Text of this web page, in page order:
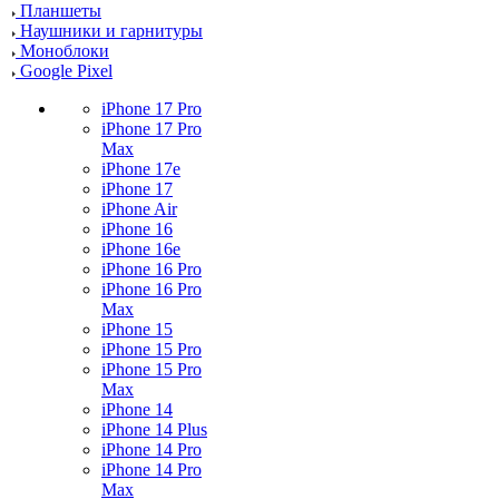
Планшеты
Наушники и гарнитуры
Моноблоки
Google Pixel
iPhone 17 Pro
iPhone 17 Pro
Max
iPhone 17e
iPhone 17
iPhone Air
iPhone 16
iPhone 16e
iPhone 16 Pro
iPhone 16 Pro
Max
iPhone 15
iPhone 15 Pro
iPhone 15 Pro
Max
iPhone 14
iPhone 14 Plus
iPhone 14 Pro
iPhone 14 Pro
Max